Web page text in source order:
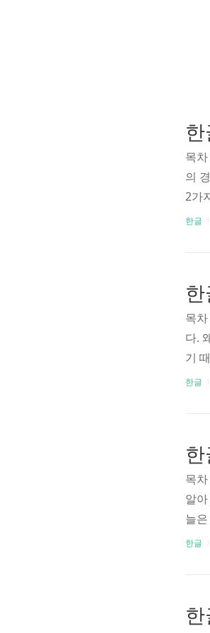
목
의
2가
한
게
한글
목
다.
기
알
다.
한글
목
알
늘
축
요
한글